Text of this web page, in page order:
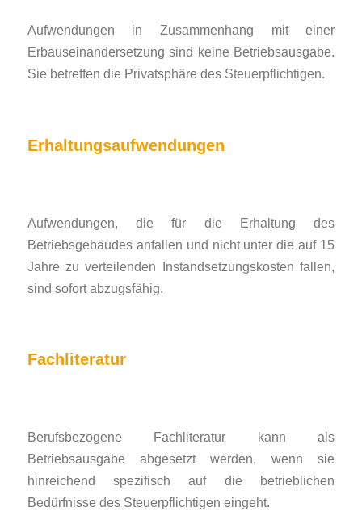
Aufwendungen in Zusammenhang mit einer
Erbauseinandersetzung sind keine Betriebsausgabe.
Sie betreffen die Privatsphäre des Steuerpflichtigen.
Erhaltungsaufwendungen
Aufwendungen, die für die Erhaltung des
Betriebsgebäudes anfallen und nicht unter die auf 15
Jahre zu verteilenden Instandsetzungskosten fallen,
sind sofort abzugsfähig.
Fachliteratur
Berufsbezogene Fachliteratur kann als
Betriebsausgabe abgesetzt werden, wenn sie
hinreichend spezifisch auf die betrieblichen
Bedürfnisse des Steuerpflichtigen eingeht.